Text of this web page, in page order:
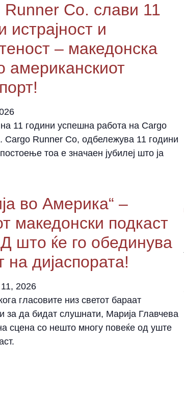
Runner Co. слави 11
истрајност и
– македонска
американскиот
11 години успешна работа на Cargo
Cargo Runner Co, одбележува 11 години
тоа е значаен јубилеј што ја
во Америка“ –
македонски подкаст
што ќе го обединува
на дијаспората!
2026
гласовите низ светот бараат
за да бидат слушнати, Марија Главчева
сцена со нешто многу повеќе од уште